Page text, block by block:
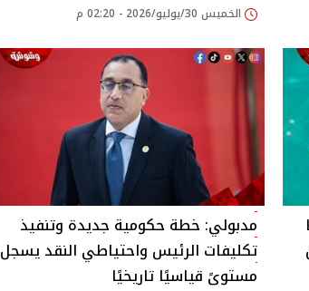
الخميس 30/يوليو/2026 - 02:20 م
مدبولي: خطة حكومية جديدة وتنفيذ
تكليفات الرئيس واحتياطي النقد يسجل
مستوىً قياسيًا تاريخيًا